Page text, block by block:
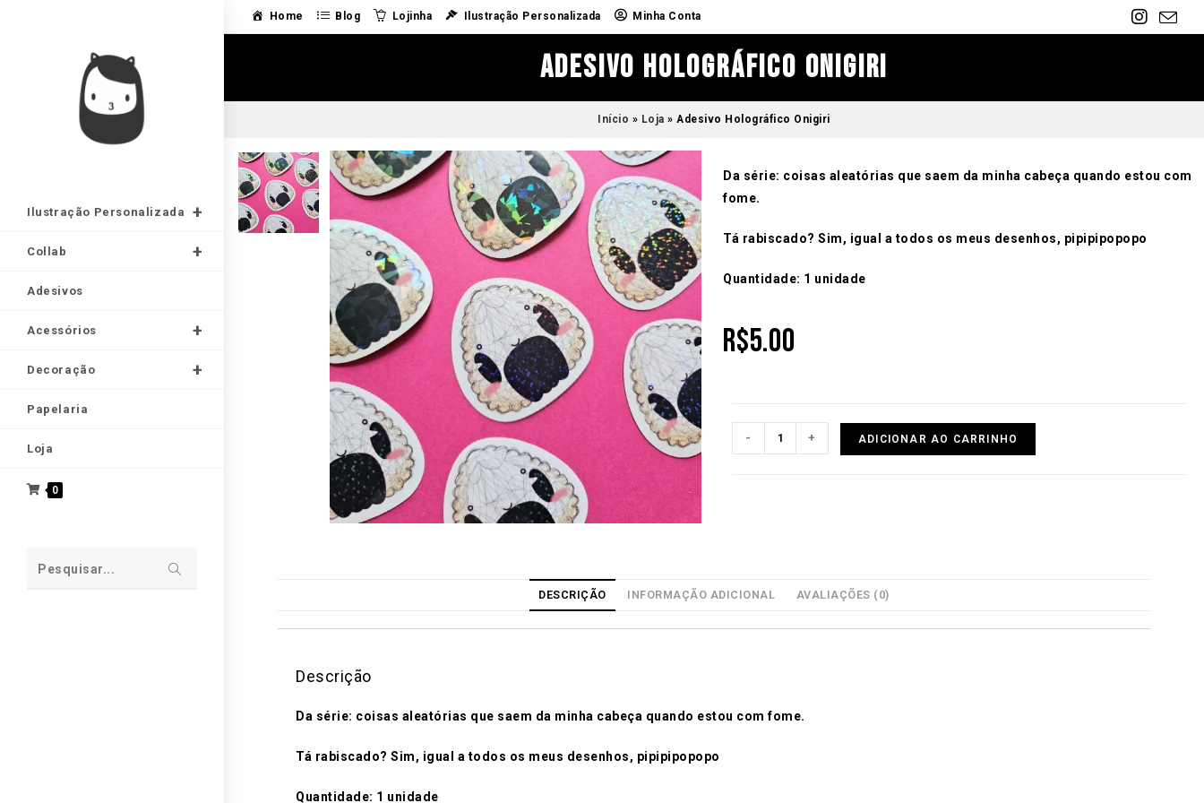
Home Blog Lojinha Ilustração Personalizada Minha Conta
Ilustração Personalizada
Collab
Adesivos
Acessórios
Decoração
Papelaria
Loja
0
Pesquisar...
Adesivo Holográfico Onigiri
Início » Loja »Adesivo Holográfico Onigiri
Da série: coisas aleatórias que saem da minha cabeça quando estou com
fome.
Tá rabiscado? Sim, igual a todos os meus desenhos, pipipipopopo
Quantidade: 1 unidade
R$5.00
- + ADICIONAR AO CARRINHO
DESCRIÇÃO INFORMAÇÃO ADICIONAL AVALIAÇÕES (0)
Descrição
Da série: coisas aleatórias que saem da minha cabeça quando estou com fome.
Tá rabiscado? Sim, igual a todos os meus desenhos, pipipipopopo
Quantidade: 1 unidade